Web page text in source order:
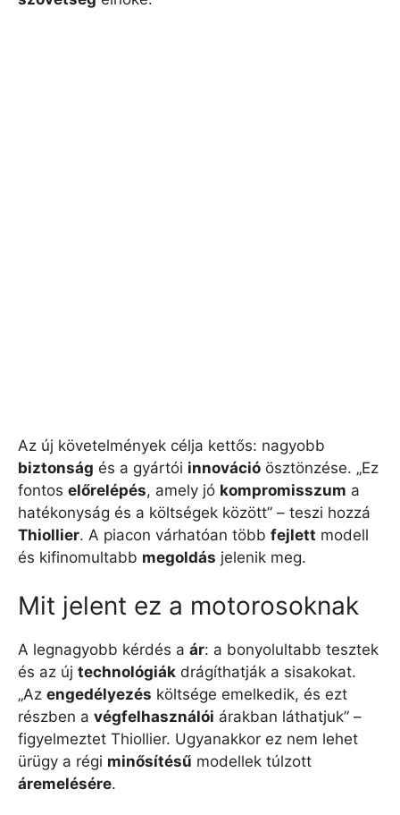
Az új követelmények célja kettős: nagyobb
biztonság és a gyártói innováció ösztönzése. „Ez
fontos előrelépés, amely jó kompromisszum a
hatékonyság és a költségek között” – teszi hozzá
Thiollier. A piacon várhatóan több fejlett modell
és kifinomultabb megoldás jelenik meg.
Mit jelent ez a motorosoknak
A legnagyobb kérdés a ár: a bonyolultabb tesztek
és az új technológiák drágíthatják a sisakokat.
„Az engedélyezés költsége emelkedik, és ezt
részben a végfelhasználói árakban láthatjuk” –
figyelmeztet Thiollier. Ugyanakkor ez nem lehet
ürügy a régi minősítésű modellek túlzott
áremelésére.